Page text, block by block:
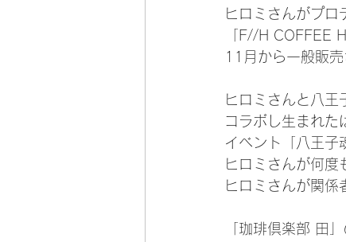
ヒロミさんがプロ
「F//H COFFEE
11月から一般販売
ヒロミさんと八
コラボし生まれ
イベント「八王子
ヒロミさんが何度
ヒロミさんが関係
「珈琲倶楽部 田